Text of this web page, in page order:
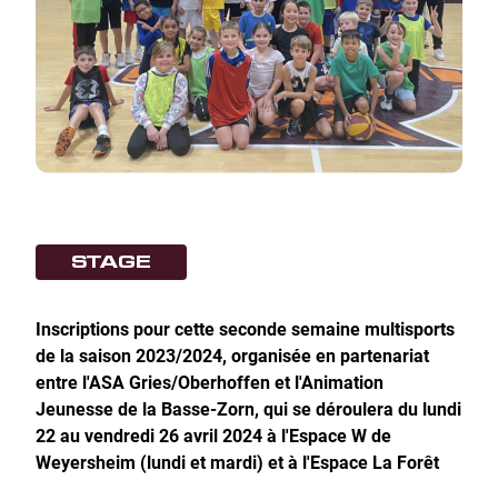
STAGE
Inscriptions pour cette seconde semaine multisports
de la saison 2023/2024, organisée en partenariat
entre l'ASA Gries/Oberhoffen et l'Animation
Jeunesse de la Basse-Zorn, qui se déroulera du lundi
22 au vendredi 26 avril 2024 à l'Espace W de
Weyersheim (lundi et mardi) et à l'Espace La Forêt